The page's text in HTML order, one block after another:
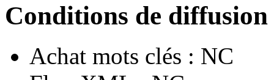
Conditions de diffusion
Achat mots clés : NC